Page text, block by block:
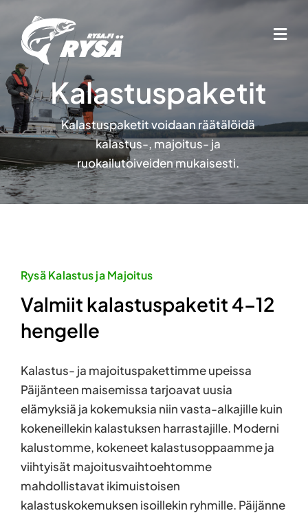
content
Kalastus
Majoitus
Palvelut
Esteettömyys
Yrityksille
Kalastuspaketit
Kalastuspaketit voidaan räätälöidä
kalastus-, majoitus- ja
ruokailutoiveiden mukaisesti.
Rysä Kalastus ja Majoitus
Valmiit kalastuspaketit 4–12
hengelle
Kalastus- ja majoituspakettimme upeissa
Päijänteen maisemissa tarjoavat uusia
elämyksiä ja kokemuksia niin vasta-alkajille kuin
kokeneillekin kalastuksen harrastajille. Moderni
kalustomme, kokeneet kalastusoppaamme ja
viihtyisät majoitusvaihtoehtomme
mahdollistavat ikimuistoisen
kalastuskokemuksen isoillekin ryhmille. Päijänne